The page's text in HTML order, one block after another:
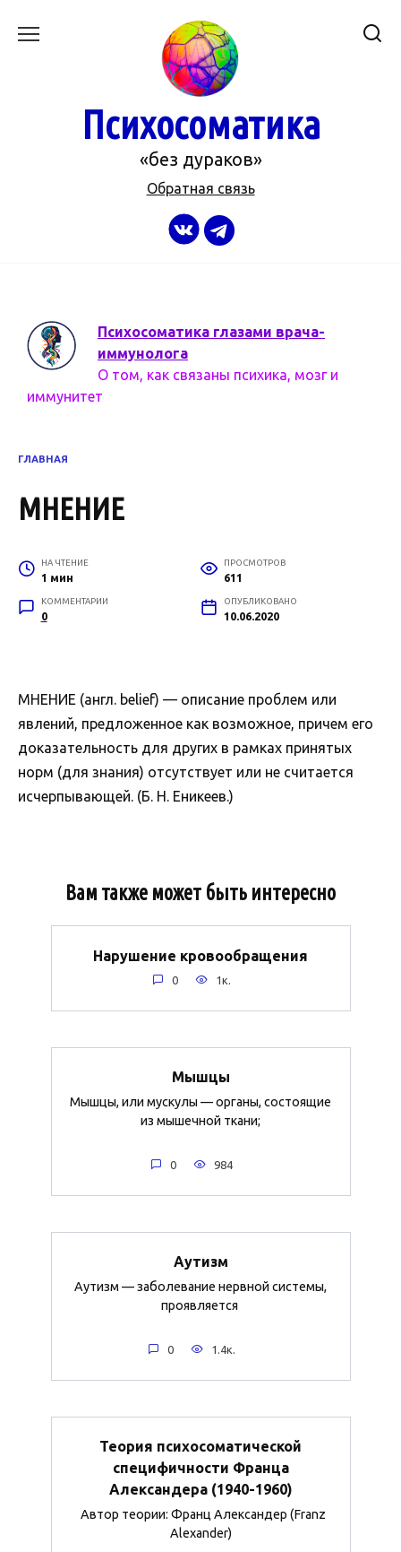
Психосоматика
«без дураков»
Обратная связь
Психосоматика глазами врача-
иммунолога
О том, как связаны психика, мозг и
иммунитет
ГЛАВНАЯ
МНЕНИЕ
НА ЧТЕНИЕ
1 мин
ПРОСМОТРОВ
611
КОММЕНТАРИИ
0
ОПУБЛИКОВАНО
10.06.2020
МНЕНИЕ (англ. belief) — описание проблем или
явлений, предложенное как возможное, причем его
доказательность для других в рамках принятых
норм (для знания) отсутствует или не считается
исчерпывающей. (Б. Н. Еникеев.)
Вам также может быть интересно
Нарушение кровообращения
0 1к.
Мышцы
Мышцы, или мускулы — органы, состоящие
из мышечной ткани;
0 984
Аутизм
Аутизм — заболевание нервной системы,
проявляется
0 1.4к.
Теория психосоматической
специфичности Франца
Александера (1940-1960)
Автор теории: Франц Александер (Franz
Alexander)